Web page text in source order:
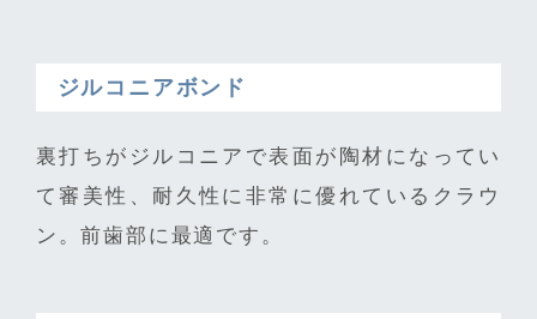
ジルコニアボンド
裏打ちがジルコニアで表面が陶材になってい
て審美性、耐久性に非常に優れているクラウ
ン。前歯部に最適です。